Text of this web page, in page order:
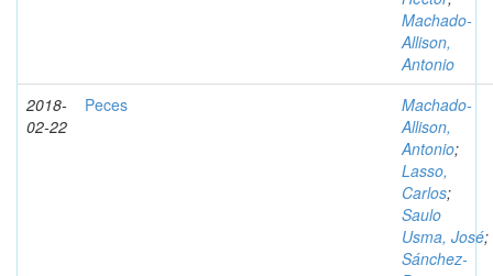
Machado-
Allison,
Antonio
2018-
02-22
Peces
Machado-
Allison,
Antonio;
Lasso,
Carlos;
Saulo
Usma, José;
Sánchez-